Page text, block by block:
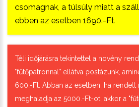
csomagnak, a túlsúly miatt a
ebben az esetben 1690.-Ft.
Téli időjárásra tekintettel a növény
"fűtőpatronnal" ellátva postázunk,
600.-Ft. Abban az esetben, ha
meghaladja az 5000.-Ft-ot, akkor a